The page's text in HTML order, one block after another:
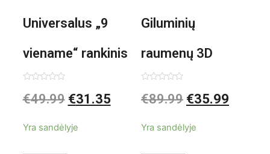
Universalus „9
viename“ rankinis
garintuvas su
0
iš
€49.99 €31.35
Yra sandėlyje
Giluminių
raumenų 3D
elektrinis
0
iš
€89.99 €35.99
Yra sandėlyje